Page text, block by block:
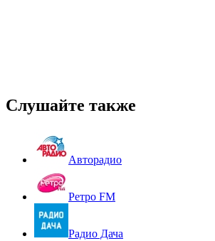
Слушайте также
Авторадио
Ретро FM
Радио Дача